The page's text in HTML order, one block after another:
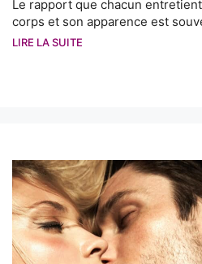
Le rapport que chacun
corps et son apparence est
LIRE LA SUITE